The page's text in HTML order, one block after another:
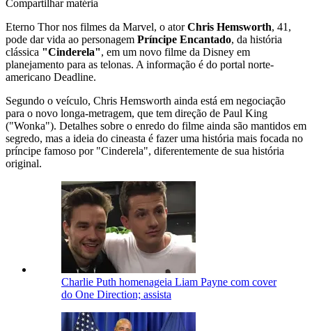
Compartilhar matéria
Eterno Thor nos filmes da Marvel, o atorChris Hemsworth, 41,
pode dar vida ao personagem Príncipe Encantado, da história
clássica "Cinderela", em um novo filme da Disney em
planejamento para as telonas. A informação é do portal norte-
americano Deadline.
Segundo o veículo, Chris Hemsworth ainda está em negociação
para o novo longa-metragem, que tem direção de Paul King
("Wonka"). Detalhes sobre o enredo do filme ainda são mantidos em
segredo, mas a ideia do cineasta é fazer uma história mais focada no
príncipe famoso por "Cinderela", diferentemente de sua história
original.
Charlie Puth homenageia Liam Payne com cover
do One Direction; assista